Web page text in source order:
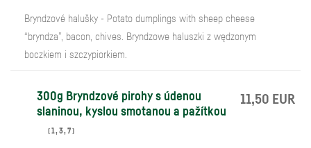
Bryndzové halušky - Potato dumplings with sheep cheese
“bryndza”, bacon, chives. Bryndzowe haluszki z wędzonym
boczkiem i szczypiorkiem.
300g Bryndzové pirohy s údenou
slaninou, kyslou smotanou a pažítkou
(1,3,7)
11,50 EUR